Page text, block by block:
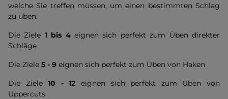
welche Sie treffen müssen, um einen bestimmten Schlag
zu üben.
Die Ziele 1 bis 4eignen sich perfekt zum Üben direkter
Schläge
Die Ziele 5 - 9 eignen sich perfekt zum Üben von Haken
Die Ziele10 - 12 eignen sich perfekt zum Üben von
Uppercuts